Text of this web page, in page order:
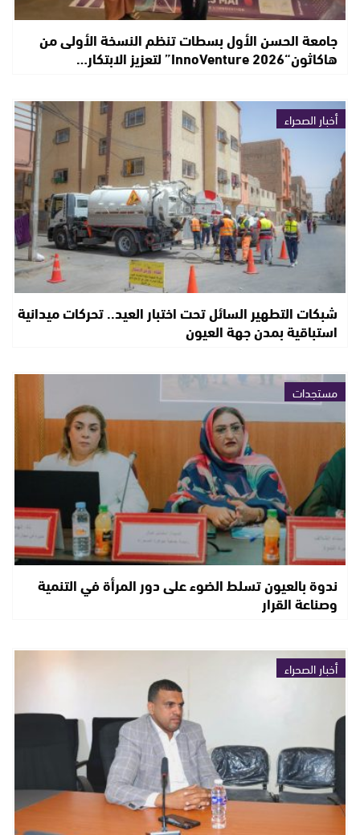
جامعة الحسن الأول بسطات تنظم النسخة الأولى من
هاكاثون“InnoVenture 2026” لتعزيز الابتكار…
أخبار الصحراء
شبكات التطهير السائل تحت اختبار العيد.. تحركات ميدانية
استباقية بمدن جهة العيون
مستجدات
ندوة بالعيون تسلط الضوء على دور المرأة في التنمية
وصناعة القرار
أخبار الصحراء